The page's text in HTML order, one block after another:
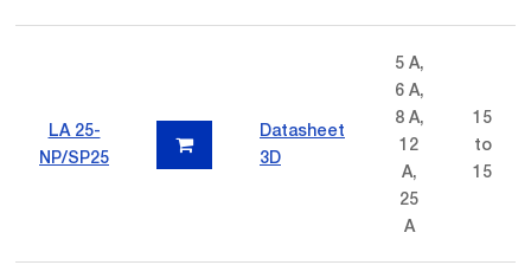
LA 25-
NP/SP25
Datasheet
3D
5 A,
6 A,
8 A,
12
A,
25
A
15
to
15